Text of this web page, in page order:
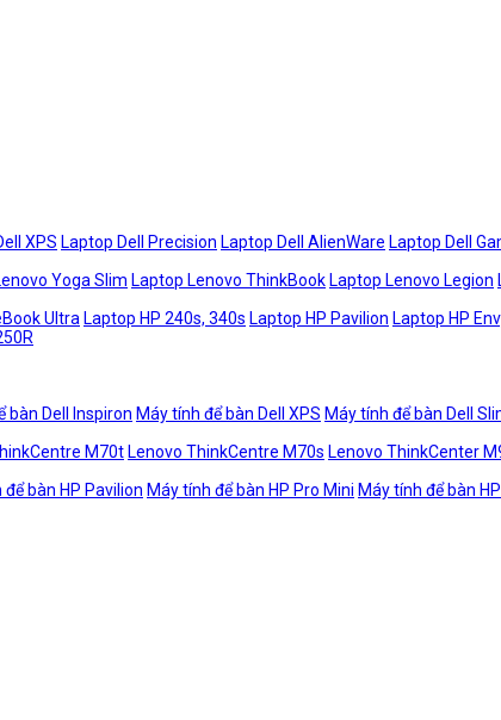
XPS Laptop Dell Precision Laptop Dell AlienWare Laptop Dell
Yoga Slim Laptop Lenovo ThinkBook Laptop Lenovo Legion
Ultra Laptop HP 240s, 340s Laptop HP Pavilion Laptop HP
bàn Dell Inspiron Máy tính để bàn Dell XPS Máy tính để bàn Dell
M70t Lenovo ThinkCentre M70s Lenovo ThinkCenter
để bàn HP Pavilion Máy tính để bàn HP Pro Mini Máy tính để bàn